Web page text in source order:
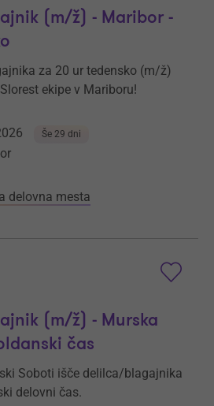
(m/ž) - Maribor -
za 20 ur tedensko (m/ž)
ekipe v Mariboru!
Še 29 dni
delovna mesta
(m/ž) - Murska
čas
Soboti išče delilca/blagajnika
delovni čas.